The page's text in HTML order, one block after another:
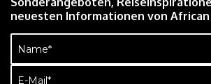
neuesten Informationen von
Name
(erforderlich)
E-